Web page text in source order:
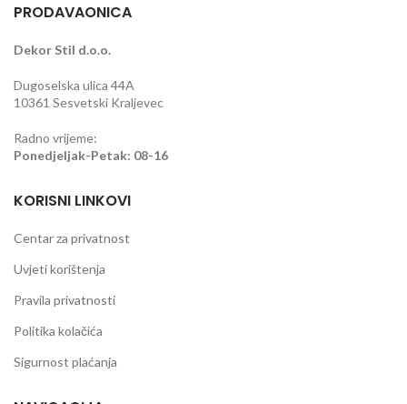
PRODAVAONICA
Dekor Stil d.o.o.
Dugoselska ulica 44A
10361 Sesvetski Kraljevec
Radno vrijeme:
Ponedjeljak-Petak: 08-16
KORISNI LINKOVI
Centar za privatnost
Uvjeti korištenja
Pravila privatnosti
Politika kolačića
Sigurnost plaćanja